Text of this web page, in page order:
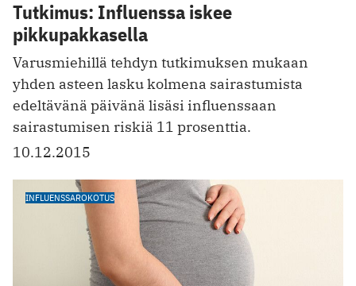
Tutkimus: Influenssa iskee
pikkupakkasella
Varusmiehillä tehdyn tutkimuksen mukaan
yhden asteen lasku kolmena sairastumista
edeltävänä päivänä lisäsi influenssaan
sairastumisen riskiä 11 prosenttia.
10.12.2015
INFLUENSSAROKOTUS